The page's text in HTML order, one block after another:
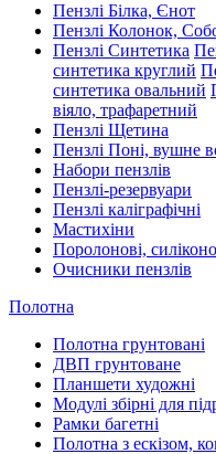
Пензлі Білка, Єнот
Пензлі Колонок,
Пензлі Синтетика
синтетика круглий
синтетика овальний
віяло, трафаретний
Пензлі Щетина
Пензлі Поні, вушне
Набори пензлів
Пензлі-резервуари
Пензлі каліграфічні
Мастихіни
Поролонові,
Очисники пензлів
Полотна
Полотна грунтовані
ДВП грунтоване
Планшети художні
Модулі збірні для
Рамки багетні
Полотна з ескізом,